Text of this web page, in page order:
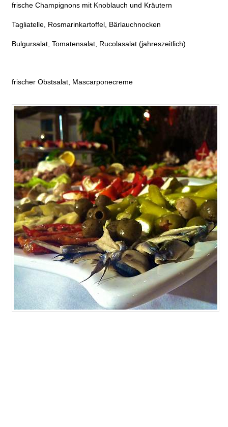
frische Champignons mit Knoblauch und Kräutern
Tagliatelle, Rosmarinkartoffel, Bärlauchnocken
Bulgursalat, Tomatensalat, Rucolasalat (jahreszeitlich)
frischer Obstsalat, Mascarponecreme